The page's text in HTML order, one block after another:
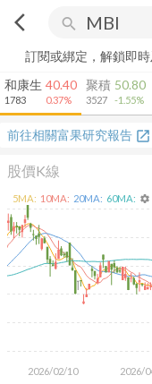
arrow_back_ios search
訂閱或綁定，解鎖即
和康生
1783
40.40
0.37%
聚積
3527
50.80
-1.55%
前往相關富果研究報告 open_in_new
股價K線
2026/02/10 2026/
5MA: 10MA: 20MA: 60MA: settings